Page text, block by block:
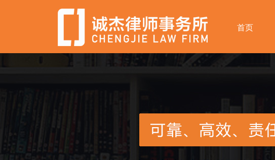
首页